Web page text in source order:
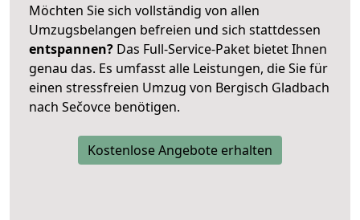
Möchten Sie sich vollständig von allen
Umzugsbelangen befreien und sich stattdessen
entspannen? Das Full-Service-Paket bietet Ihnen
genau das. Es umfasst alle Leistungen, die Sie für
einen stressfreien Umzug von Bergisch Gladbach
nach Sečovce benötigen.
Kostenlose Angebote erhalten